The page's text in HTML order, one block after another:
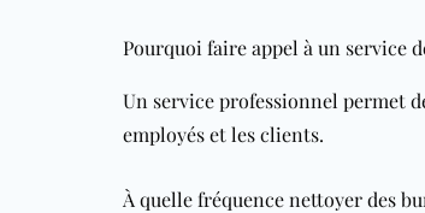
Pourquoi faire appel à un service
Un service professionnel permet
employés et les clients.
À quelle fréquence nettoyer des